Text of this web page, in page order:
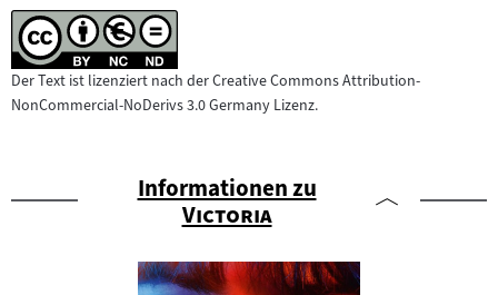
Der Text ist lizenziert nach der Creative Commons Attribution-
NonCommercial-NoDerivs 3.0 Germany Lizenz.
Informationen zu
"
Victoria"